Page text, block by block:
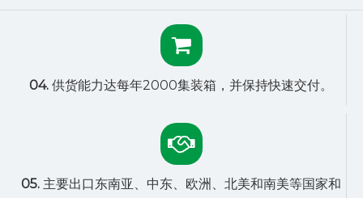
04. 供货能力达每年2000集装箱，并保持快速交付。
05. 主要出口东南亚、中东、欧洲、北美和南美等国家和